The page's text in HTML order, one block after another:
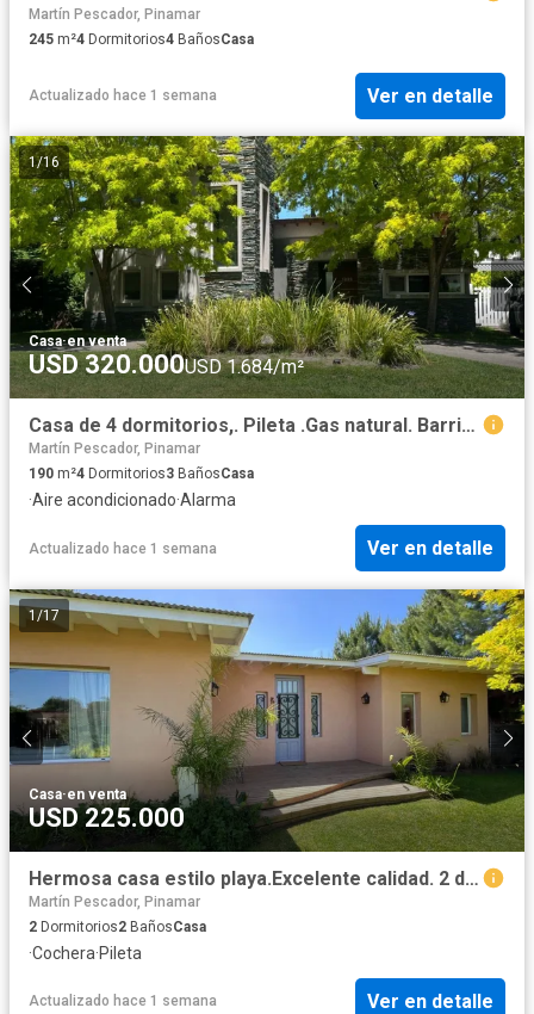
Martín Pescador, Pinamar
245 m²4 Dormitorios4 BañosCasa
Actualizado hace 1 semana Ver en detalle
1/16
Casa·en venta
USD 320.000USD 1.684/m²
Casa de 4 dormitorios,. Pileta .Gas natural. Barrio Alamos de Pinamar
Martín Pescador, Pinamar
190 m²4 Dormitorios3 BañosCasa
·Aire acondicionado·Alarma
Actualizado hace 1 semana Ver en detalle
1 /17
Casa·en venta
USD 225.000
Hermosa casa estilo playa.Excelente calidad. 2 dormitorios. Piscina
Martín Pescador, Pinamar
2 Dormitorios2 BañosCasa
·Cochera·Pileta
Actualizado hace 1 semana Ver en detalle